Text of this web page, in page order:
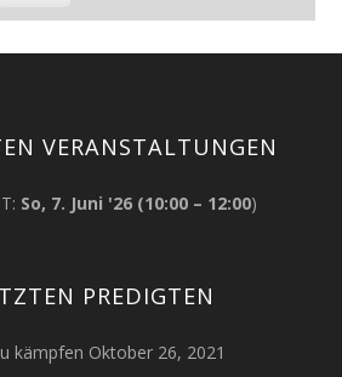
VERANSTALTUNGEN
: So, 7. Juni '26(10:00 – 12:00)
PREDIGTEN
kämpfen Oktober 26, 2021